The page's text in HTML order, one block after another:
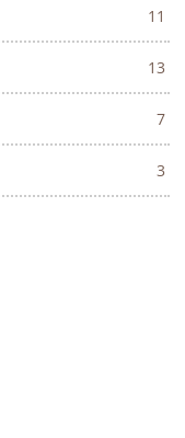
11
13
7
3